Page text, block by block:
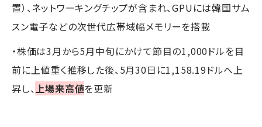
置）、ネットワーキングチップが含まれ、GPUには韓国サム
スン電子などの次世代広帯域幅メモリーを搭載
・株価は3月から5月中旬にかけて節目の1,000ドルを目
前に上値重く推移した後、5月30日に1,158.19ドルへ上
昇し、上場来高値を更新